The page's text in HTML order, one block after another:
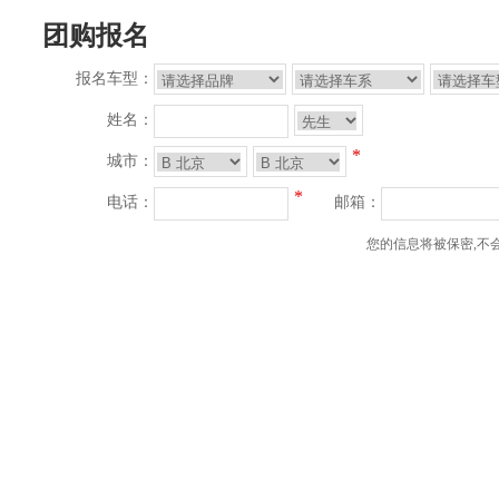
团购报名
报名车型：
姓名：
城市： *
电话： * 邮箱：
您的信息将被保密,不